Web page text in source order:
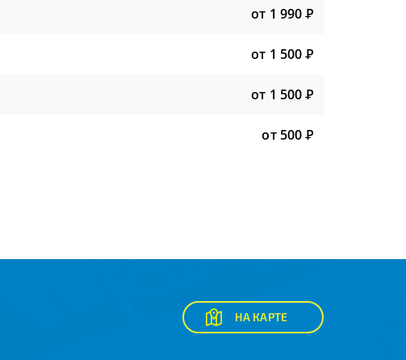
от 1 990Р
от 1 500Р
от 1 500Р
от 500Р
НА КАРТЕ